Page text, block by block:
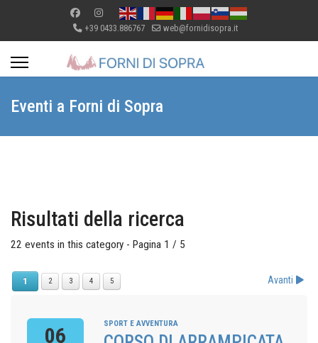
+39 0433.886767 web@fornidisopra.it
Eventi a Forni di Sopra
Risultati della ricerca
22 events in this category - Pagina 1 / 5
1 2 3 4 5 Avanti
06 SPORT E AVVENTURA